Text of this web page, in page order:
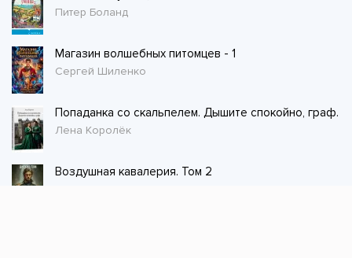
Питер Боланд
Магазин волшебных питомцев - 1
Сергей Шиленко
Попаданка со скальпелем. Дышите спокойно, граф.
Лена Королёк
Воздушная кавалерия. Том 2